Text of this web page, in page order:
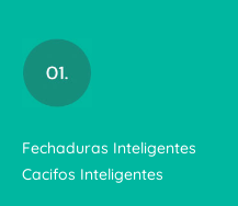
Fechaduras Inteligentes
Cacifos Inteligentes